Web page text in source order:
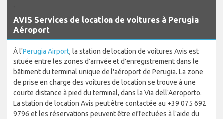
AVIS Services de location de voitures à Perugia
Aéroport
À l'Perugia Airport, la station de location de voitures Avis est
située entre les zones d'arrivée et d'enregistrement dans le
bâtiment du terminal unique de l'aéroport de Perugia. La zone
de prise en charge des voitures de location se trouve à une
courte distance à pied du terminal, dans la Via dell'Aeroporto.
La station de location Avis peut être contactée au +39 075 692
9796 et les réservations peuvent être effectuées à l'aide du